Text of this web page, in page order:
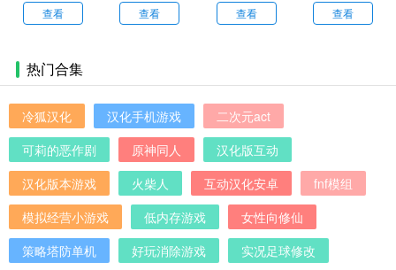
2修改器
查看
4外传修改
查看
3中文版修
查看
5三十项修
查看
热门合集
冷狐汉化 汉化手机游戏
二次元act
可莉的恶作剧
原神同人
汉化版互动
汉化版本游戏
火柴人 互动汉化安卓
fnf模组
模拟经营小游戏
低内存游戏
女性向修仙
策略塔防单机
好玩消除游戏
实况足球修改